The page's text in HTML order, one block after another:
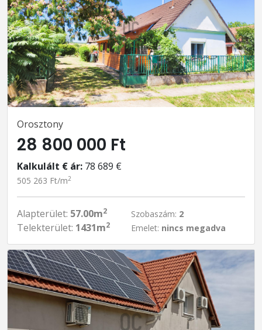
Orosztony
28 800 000 Ft
Kalkulált € ár: 78 689 €
505 263 Ft/m2
Alapterület: 57.00m2
Telekterület: 1431m2
Szobaszám: 2
Emelet: nincs megadva